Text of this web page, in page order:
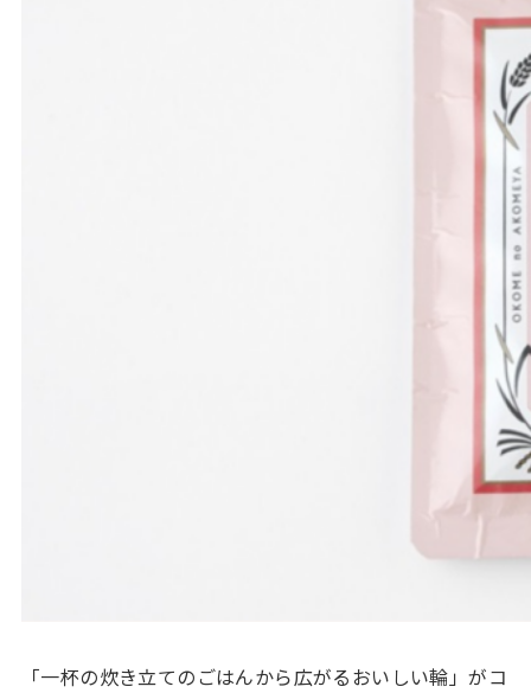
「一杯の炊き立てのごはんから広がるおいしい輪」がコ